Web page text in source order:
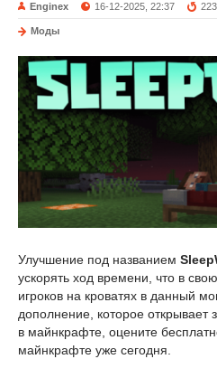
Enginex 16-12-2025, 22:37 223
Моды
Улучшение под названием
ускорять ход времени, что в
игроков на кроватях в данный
дополнение, которое открывает
в майнкрафте, оцените
майнкрафте уже сегодня.